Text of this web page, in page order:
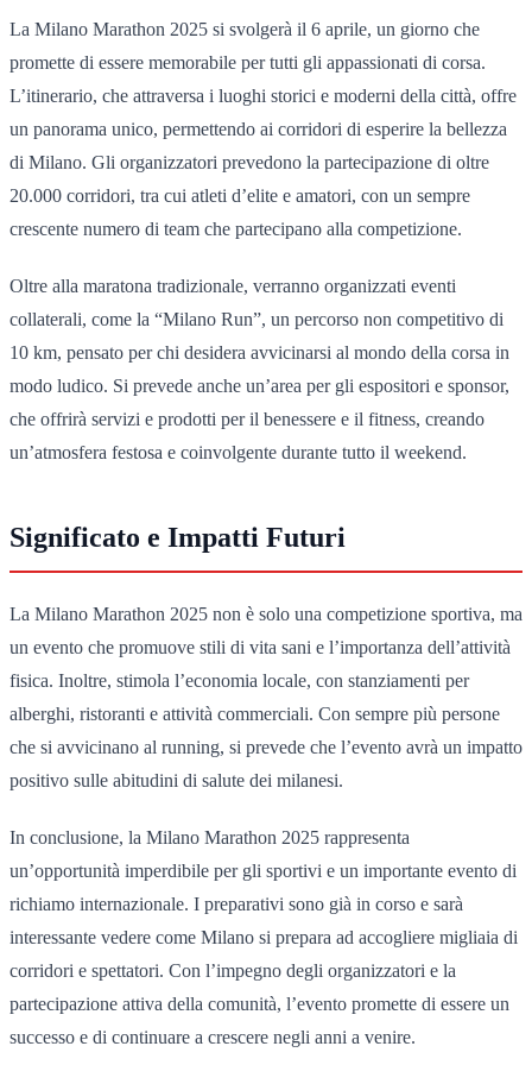
La Milano Marathon 2025 si svolgerà il 6 aprile, un giorno che
promette di essere memorabile per tutti gli appassionati di corsa.
L’itinerario, che attraversa i luoghi storici e moderni della città, offre
un panorama unico, permettendo ai corridori di esperire la bellezza
di Milano. Gli organizzatori prevedono la partecipazione di oltre
20.000 corridori, tra cui atleti d’elite e amatori, con un sempre
crescente numero di team che partecipano alla competizione.
Oltre alla maratona tradizionale, verranno organizzati eventi
collaterali, come la “Milano Run”, un percorso non competitivo di
10 km, pensato per chi desidera avvicinarsi al mondo della corsa in
modo ludico. Si prevede anche un’area per gli espositori e sponsor,
che offrirà servizi e prodotti per il benessere e il fitness, creando
un’atmosfera festosa e coinvolgente durante tutto il weekend.
Significato e Impatti Futuri
La Milano Marathon 2025 non è solo una competizione sportiva, ma
un evento che promuove stili di vita sani e l’importanza dell’attività
fisica. Inoltre, stimola l’economia locale, con stanziamenti per
alberghi, ristoranti e attività commerciali. Con sempre più persone
che si avvicinano al running, si prevede che l’evento avrà un impatto
positivo sulle abitudini di salute dei milanesi.
In conclusione, la Milano Marathon 2025 rappresenta
un’opportunità imperdibile per gli sportivi e un importante evento di
richiamo internazionale. I preparativi sono già in corso e sarà
interessante vedere come Milano si prepara ad accogliere migliaia di
corridori e spettatori. Con l’impegno degli organizzatori e la
partecipazione attiva della comunità, l’evento promette di essere un
successo e di continuare a crescere negli anni a venire.